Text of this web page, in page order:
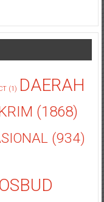
(1) DAERAH
(1868)
(934)